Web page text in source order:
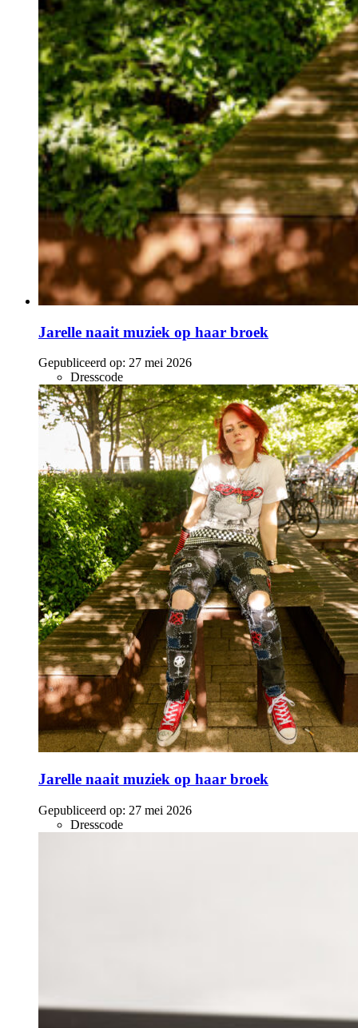
Jarelle naait muziek op haar broek
Gepubliceerd op: 27 mei 2026
Dresscode
Jarelle naait muziek op haar broek
Gepubliceerd op: 27 mei 2026
Dresscode